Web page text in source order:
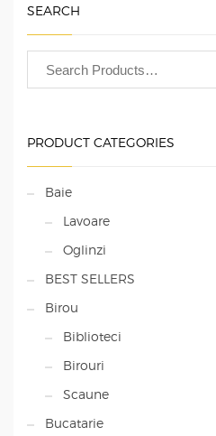
SEARCH
PRODUCT CATEGORIES
Baie
Lavoare
Oglinzi
BEST SELLERS
Birou
Biblioteci
Birouri
Scaune
Bucatarie